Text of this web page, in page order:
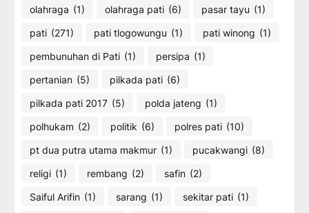
olahraga (1) olahraga pati (6) pasar tayu (1)
pati (271) pati tlogowungu (1) pati winong (1)
pembunuhan di Pati (1) persipa (1)
pertanian (5) pilkada pati (6)
pilkada pati 2017 (5) polda jateng (1)
polhukam (2) politik (6) polres pati (10)
pt dua putra utama makmur (1) pucakwangi (8)
religi (1) rembang (2) safin (2)
Saiful Arifin (1) sarang (1) sekitar pati (1)